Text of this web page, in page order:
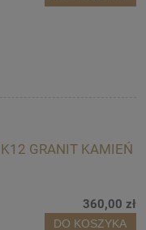
GRANIT KAMIEŃ
360,00 zł
DO KOSZYKA